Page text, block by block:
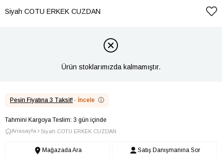
Siyah COTU ERKEK CUZDAN
Ürün stoklarımızda kalmamıştır.
Peşin Fiyatına 3 Taksit! · İncele ⓘ
Tahmini Kargoya Teslim: 3 gün içinde
Anasayfa Siyah COTU ERKEK CUZDAN
Mağazada Ara Satış Danışmanına Sor